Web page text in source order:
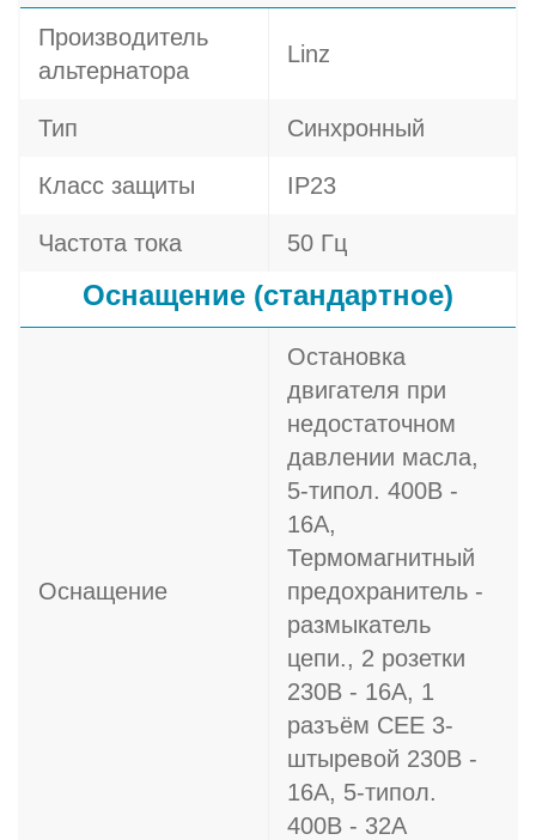
Производитель
альтернатора
Linz
Тип Синхронный
Класс защиты IP23
Частота тока 50 Гц
Оснащение (стандартное)
Оснащение
Остановка
двигателя при
недостаточном
давлении масла,
5-типол. 400В -
16A,
Термомагнитный
предохранитель -
размыкатель
цепи., 2 розетки
230В - 16A, 1
разъём CEE 3-
штыревой 230В -
16A, 5-типол.
400В - 32A